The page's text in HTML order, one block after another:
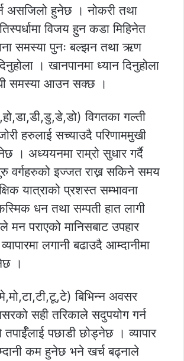
असजिलो हुनेछ । नोकरी तथा
विजय हुन कडा मिहिनेत
समस्या पुनः बल्झन तथा ऋण
। खानपानमा ध्यान दिनुहोला
समस्या आउन सक्छ ।
विगतका गल्ती
हरुलाई सच्याउदै परिणाममुखी
। अध्ययनमा राम्रो सुधार गर्दै
वर्गहरुको इज्जत राख्न सकिने समय
यात्राको प्रशस्त सम्भावना
धन तथा सम्पती हात लागी
पराएको मानिसबाट उपहार
लगानी बढाउदै आम्दानीमा
।
बिभिन्न अवसर
सही तरिकाले सदुपयोग गर्न
पछाडी छोड्नेछ । व्यापार
कम हुनेछ भने खर्च बढ्नाले